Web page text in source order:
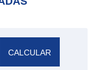
CALCULAR